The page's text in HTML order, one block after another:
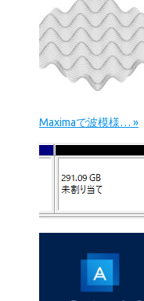
Maximaで波模様… »